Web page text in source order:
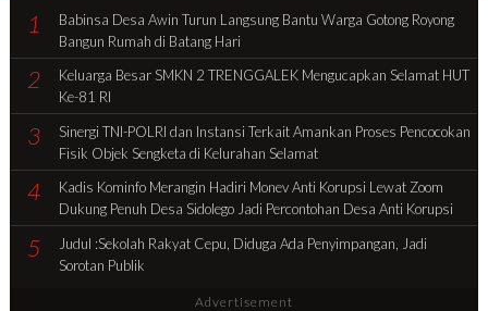
1
Babinsa Desa Awin Turun Langsung Bantu Warga Gotong Royong
Bangun Rumah di Batang Hari
2
Keluarga Besar SMKN 2 TRENGGALEK Mengucapkan Selamat HUT
Ke-81 RI
3
Sinergi TNI-POLRI dan Instansi Terkait Amankan Proses Pencocokan
Fisik Objek Sengketa di Kelurahan Selamat
4
Kadis Kominfo Merangin Hadiri Monev Anti Korupsi Lewat Zoom
Dukung Penuh Desa Sidolego Jadi Percontohan Desa Anti Korupsi
5
Judul :Sekolah Rakyat Cepu, Diduga Ada Penyimpangan, Jadi
Sorotan Publik
Advertisement